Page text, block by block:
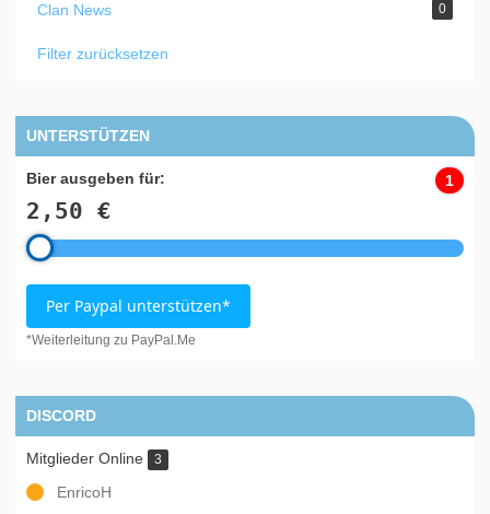
Clan News 0
Filter zurücksetzen
UNTERSTÜTZEN
Bier ausgeben für:
2,50 €
1
Per Paypal unterstützen*
*Weiterleitung zu PayPal.Me
DISCORD
Mitglieder Online 3
EnricoH